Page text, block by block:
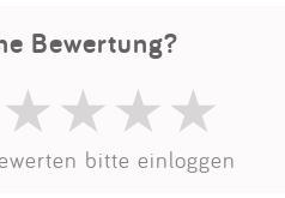
Bewertung?
bitte einloggen